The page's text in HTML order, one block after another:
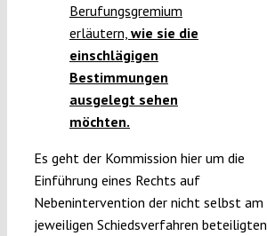
Berufungsgremium
erläutern, wie sie die
einschlägigen
Bestimmungen
ausgelegt sehen
möchten.
Es geht der Kommission hier um die
Einführung eines Rechts auf
Nebenintervention der nicht selbst am
jeweiligen Schiedsverfahren beteiligten